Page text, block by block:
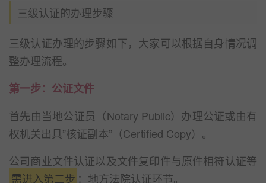
三级认证的办理步骤
三级认证办理的步骤如下，大家可以根据自身情况调
整办理流程。
第一步：公证文件
首先由当地公证员（Notary Public）办理公证或由有
权机关出具”核证副本”（Certified Copy）。
公司商业文件认证以及文件复印件与原件相符认证等
需进入第二步 ：地方法院认证环节。